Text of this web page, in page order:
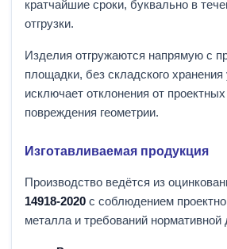
кратчайшие сроки, буквально в
отгрузки.
Изделия отгружаются напрямую с
площадки, без складского хранения
исключает отклонения от
повреждения геометрии.
Изготавливаемая продукция
Производство ведётся из
14918-2020 с соблюдением
металла и требований нормативной